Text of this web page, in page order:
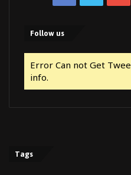
Follow us
Error Can not Get
info.
Tags